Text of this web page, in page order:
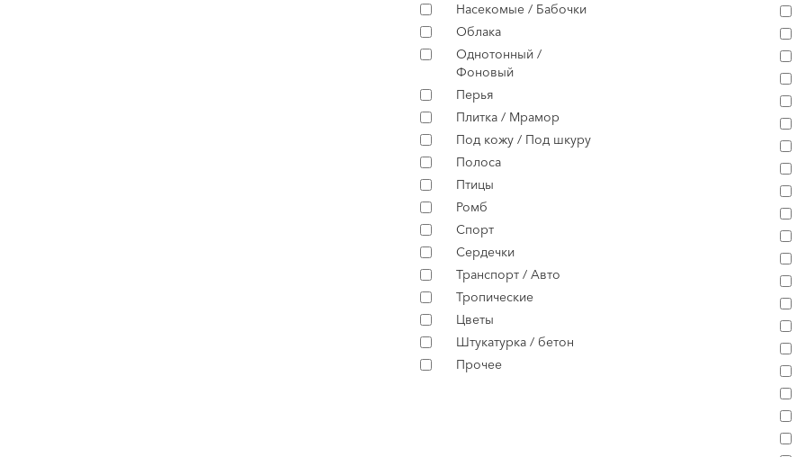
Насекомые / Бабочки
Облака
Однотонный /
Фоновый
Перья
Плитка / Мрамор
Под кожу / Под шкуру
Полоса
Птицы
Ромб
Спорт
Сердечки
Транспорт / Авто
Тропические
Цветы
Штукатурка / бетон
Прочее